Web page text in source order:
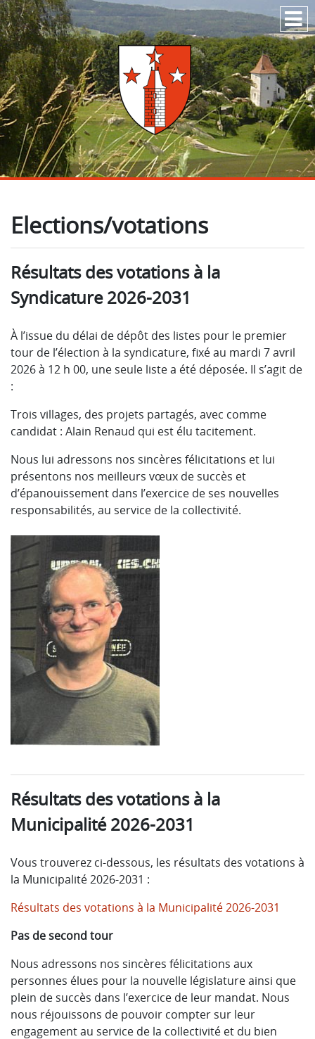
Passer au contenu
Elections/votations
Résultats des votations à la
Syndicature 2026-2031
À l’issue du délai de dépôt des listes pour le premier
tour de l’élection à la syndicature, fixé au mardi 7 avril
2026 à 12 h 00, une seule liste a été déposée. Il s’agit de
:
Trois villages, des projets partagés, avec comme
candidat : Alain Renaud qui est élu tacitement.
Nous lui adressons nos sincères félicitations et lui
présentons nos meilleurs vœux de succès et
d’épanouissement dans l’exercice de ses nouvelles
responsabilités, au service de la collectivité.
Résultats des votations à la
Municipalité 2026-2031
Vous trouverez ci-dessous, les résultats des votations à
la Municipalité 2026-2031 :
Résultats des votations à la Municipalité 2026-2031
Pas de second tour
Nous adressons nos sincères félicitations aux
personnes élues pour la nouvelle législature ainsi que
plein de succès dans l’exercice de leur mandat. Nous
nous réjouissons de pouvoir compter sur leur
engagement au service de la collectivité et du bien